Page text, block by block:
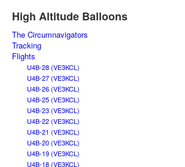
High Altitude Balloons
The Circumnavigators
Tracking
Flights
U4B-28 (VE3KCL)
U4B-27 (VE3KCL)
U4B-26 (VE3KCL)
U4B-25 (VE3KCL)
U4B-23 (VE3KCL)
U4B-22 (VE3KCL)
U4B-21 (VE3KCL)
U4B-20 (VE3KCL)
U4B-19 (VE3KCL)
U4B-18 (VE3KCL)